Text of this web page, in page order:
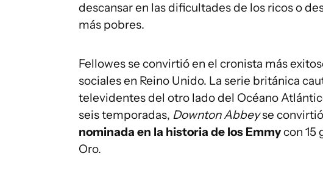
descansar en las dificultades de los ricos o
más pobres.
Fellowes se convirtió en el cronista más
sociales en Reino Unido. La serie británica
televidentes del otro lado del Océano
seis temporadas, Downton Abbeyse
nominada en la historia de los Emmycon 15
Oro.